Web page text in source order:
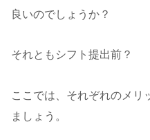
良いのでしょうか？
それともシフト提出前？
ここでは、それぞれのメリ
ましょう。